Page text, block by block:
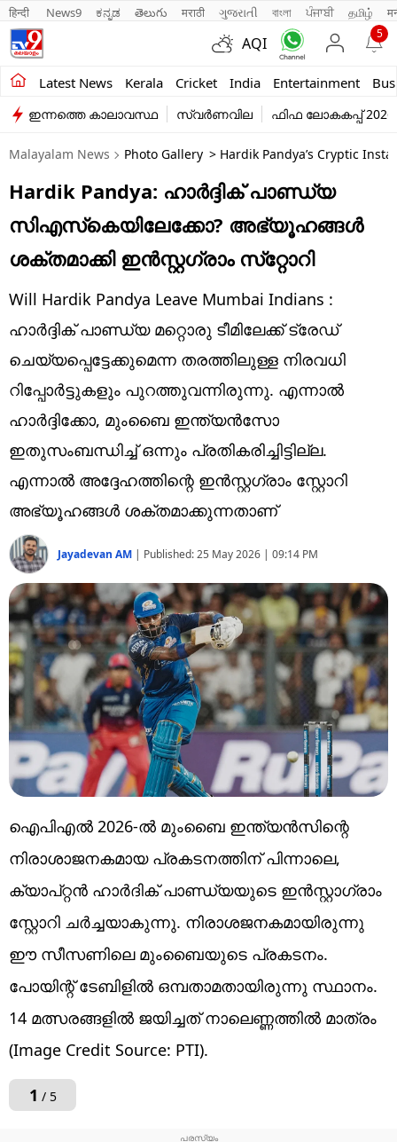
हिन्दी News9 ಕನ್ನಡ తెలుగు मराठी ગુજરાતી বাংলা ਪੰਜਾਬੀ தமிழ்
AQI
5
Latest News Kerala Cricket India Entertainment
Kerala
India
Entertainment
Business
Education
Lifestyle
world
Technology
Religion
Web Story
Short Videos
ഇന്നത്തെ കാലാവസ്ഥ സ്വർണവില ഫിഫ ലോകകപ്പ് 2026
Malayalam News Photo Gallery > Hardik Pandya’s Cryptic
Hardik Pandya: ഹാര്‍ദ്ദിക് പാണ്ഡ്യ
സിഎസ്‌കെയിലേക്കോ? അഭ്യൂഹങ്ങള്‍
ശക്തമാക്കി ഇന്‍സ്റ്റഗ്രാം സ്‌റ്റോറി
Will Hardik Pandya Leave Mumbai Indians :
ഹാര്‍ദ്ദിക് പാണ്ഡ്യ മറ്റൊരു ടീമിലേക്ക് ട്രേഡ്
ചെയ്യപ്പെട്ടേക്കുമെന്ന തരത്തിലുള്ള നിരവധി
റിപ്പോർട്ടുകളും പുറത്തുവന്നിരുന്നു. എന്നാല്‍
ഹാര്‍ദ്ദിക്കോ, മുംബൈ ഇന്ത്യന്‍സോ
ഇതുസംബന്ധിച്ച് ഒന്നും പ്രതികരിച്ചിട്ടില്ല.
എന്നാല്‍ അദ്ദേഹത്തിന്റെ ഇന്‍സ്റ്റഗ്രാം സ്റ്റോറി
അഭ്യൂഹങ്ങള്‍ ശക്തമാക്കുന്നതാണ്
Jayadevan AM | Published:25 May 2026 | 09:14 PM
ഐപിഎൽ 2026-ൽ മുംബൈ ഇന്ത്യൻസിന്റെ
നിരാശാജനകമായ പ്രകടനത്തിന് പിന്നാലെ,
ക്യാപ്റ്റൻ ഹാർദിക് പാണ്ഡ്യയുടെ ഇൻസ്റ്റാഗ്രാം
സ്റ്റോറി ചര്‍ച്ചയാകുന്നു. നിരാശജനകമായിരുന്നു
ഈ സീസണിലെ മുംബൈയുടെ പ്രകടനം.
പോയിന്റ് ടേബിളില്‍ ഒമ്പതാമതായിരുന്നു സ്ഥാനം.
14 മത്സരങ്ങളില്‍ ജയിച്ചത് നാലെണ്ണത്തില്‍ മാത്രം
(Image Credit Source: PTI).
1 / 5